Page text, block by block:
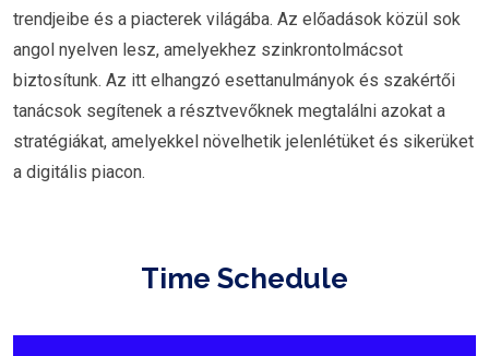
trendjeibe és a piacterek világába. Az előadások közül sok
angol nyelven lesz, amelyekhez szinkrontolmácsot
biztosítunk. Az itt elhangzó esettanulmányok és szakértői
tanácsok segítenek a résztvevőknek megtalálni azokat a
stratégiákat, amelyekkel növelhetik jelenlétüket és sikerüket
a digitális piacon.
Time Schedule